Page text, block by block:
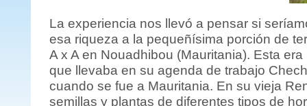
La experiencia nos llevó a pensar si
esa riqueza a la pequeñísima porción de
A x A en Nouadhibou (Mauritania). Esta
que llevaba en su agenda de trabajo
cuando se fue a Mauritania. En su vieja
semillas y plantas de diferentes tipos de